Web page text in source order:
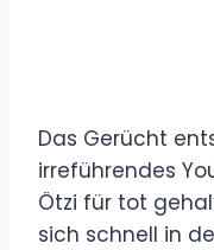
Das Gerücht
irreführendes
Ötzi für tot
sich schnell in